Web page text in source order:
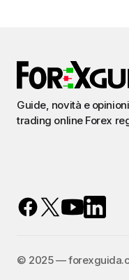
Guide, novità e
trading online Forex
©️ 2025 —